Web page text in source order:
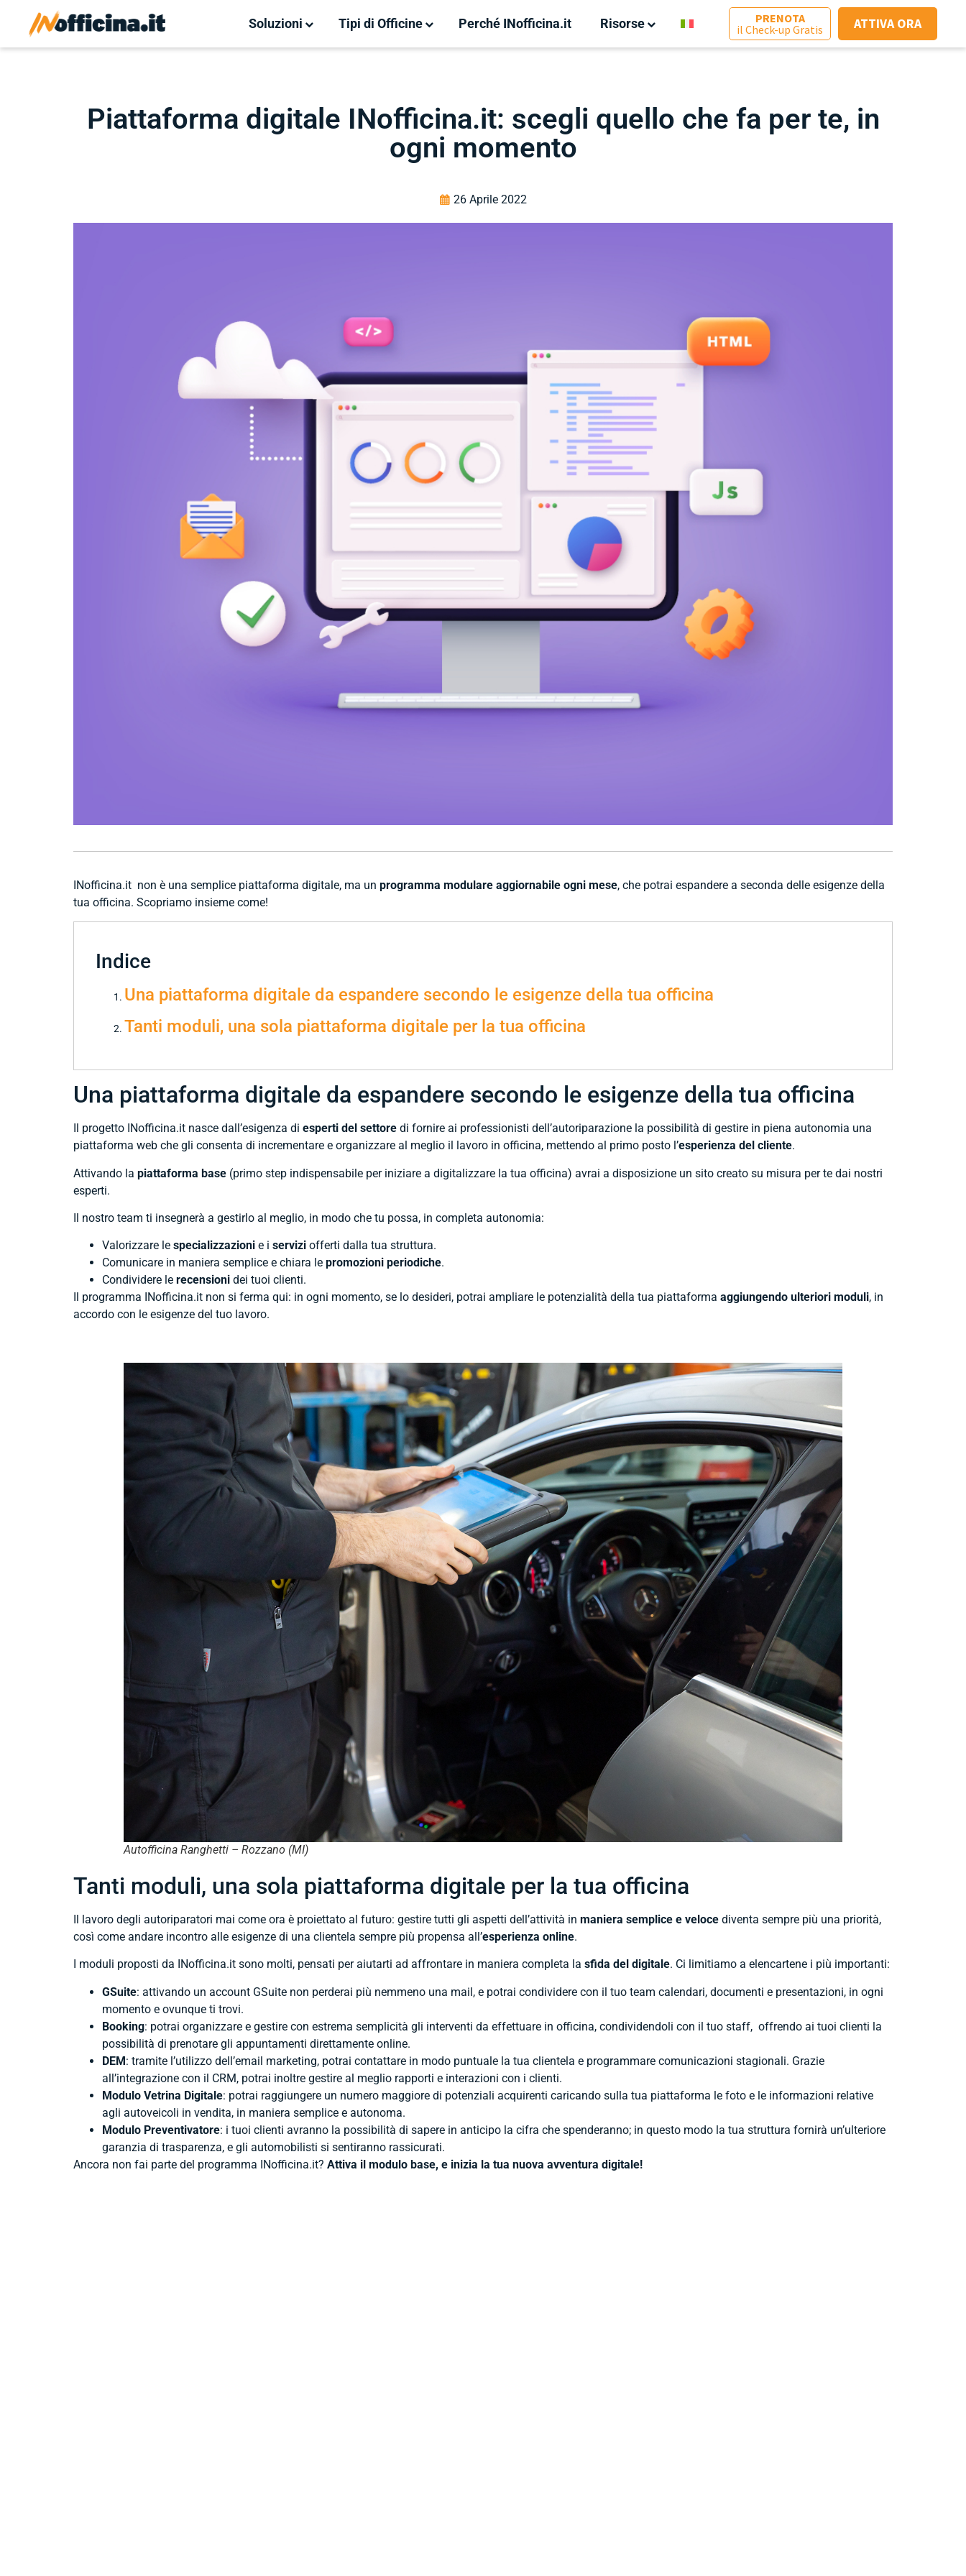
PRENOTA
il Check-up Gratis
ATTIVA ORA
Soluzioni Tipi di Officine Perché INofficina.it Risorse
Piattaforma digitale INofficina.it: scegli quello che fa per te, in
ogni momento
26 Aprile 2022
INofficina.it non è una semplice piattaforma digitale, ma un programma modulare aggiornabile ogni mese, che potrai espandere a seconda delle esigenze della
tua officina. Scopriamo insieme come!
Indice
Una piattaforma digitale da espandere secondo le esigenze della tua officina
Tanti moduli, una sola piattaforma digitale per la tua officina
Una piattaforma digitale da espandere secondo le esigenze della tua officina
Il progetto INofficina.it nasce dall’esigenza di esperti del settore di fornire ai professionisti dell’autoriparazione la possibilità di gestire in piena autonomia una
piattaforma web che gli consenta di incrementare e organizzare al meglio il lavoro in officina, mettendo al primo posto l’esperienza del cliente.
Attivando la piattaforma base (primo step indispensabile per iniziare a digitalizzare la tua officina) avrai a disposizione un sito creato su misura per te dai nostri
esperti.
Il nostro team ti insegnerà a gestirlo al meglio, in modo che tu possa, in completa autonomia:
Valorizzare le specializzazioni e i servizi offerti dalla tua struttura.
Comunicare in maniera semplice e chiara le promozioni periodiche.
Condividere le recensioni dei tuoi clienti.
Il programma INofficina.it non si ferma qui: in ogni momento, se lo desideri, potrai ampliare le potenzialità della tua piattaforma aggiungendo ulteriori moduli, in
accordo con le esigenze del tuo lavoro.
Autofficina Ranghetti – Rozzano (MI)
Tanti moduli, una sola piattaforma digitale per la tua officina
Il lavoro degli autoriparatori mai come ora è proiettato al futuro: gestire tutti gli aspetti dell’attività in maniera semplice e veloce diventa sempre più una priorità,
così come andare incontro alle esigenze di una clientela sempre più propensa all’esperienza online.
I moduli proposti da INofficina.it sono molti, pensati per aiutarti ad affrontare in maniera completa la sfida del digitale. Ci limitiamo a elencartene i più importanti:
GSuite: attivando un account GSuite non perderai più nemmeno una mail, e potrai condividere con il tuo team calendari, documenti e presentazioni, in ogni
momento e ovunque ti trovi.
Booking: potrai organizzare e gestire con estrema semplicità gli interventi da effettuare in officina, condividendoli con il tuo staff, offrendo ai tuoi clienti la
possibilità di prenotare gli appuntamenti direttamente online.
DEM: tramite l’utilizzo dell’email marketing, potrai contattare in modo puntuale la tua clientela e programmare comunicazioni stagionali. Grazie
all’integrazione con il CRM, potrai inoltre gestire al meglio rapporti e interazioni con i clienti.
Modulo Vetrina Digitale: potrai raggiungere un numero maggiore di potenziali acquirenti caricando sulla tua piattaforma le foto e le informazioni relative
agli autoveicoli in vendita, in maniera semplice e autonoma.
Modulo Preventivatore: i tuoi clienti avranno la possibilità di sapere in anticipo la cifra che spenderanno; in questo modo la tua struttura fornirà un’ulteriore
garanzia di trasparenza, e gli automobilisti si sentiranno rassicurati.
Ancora non fai parte del programma INofficina.it? Attiva il modulo base, e inizia la tua nuova avventura digitale!